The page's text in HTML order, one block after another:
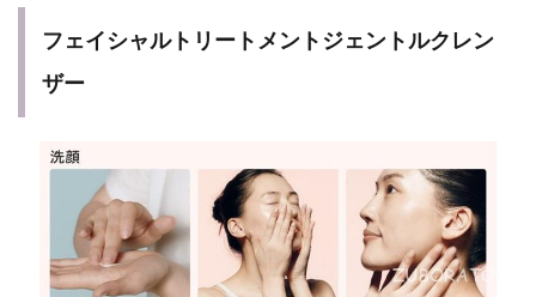
フェイシャルトリートメントジェントルクレン
ザー